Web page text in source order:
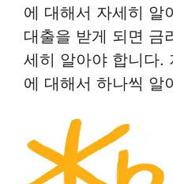
에 대해서 자세히 알
대출을 받게 되면 금
세히 알아야 합니다.
에 대해서 하나씩 알